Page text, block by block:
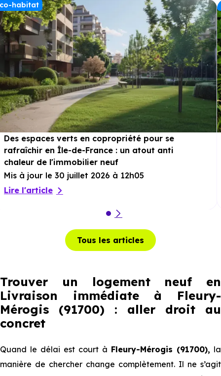
habitat
Des espaces verts en copropriété pour se
rafraîchir en Île-de-France : un atout anti
chaleur de l'immobilier neuf
Mis à jour le 30 juillet 2026 à 12h05
Lire l'article
Tous les articles
Trouver un logement neuf en
Livraison immédiate à Fleury-
Mérogis (91700) : aller droit au
concret
Quand le délai est court à Fleury-Mérogis (91700), la
manière de chercher change complètement. Il ne s’agit